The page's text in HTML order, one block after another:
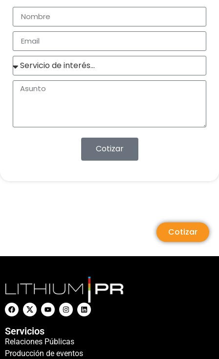
Cotizar
Cotizar
Servicios
Relaciones Públicas
Producción de eventos